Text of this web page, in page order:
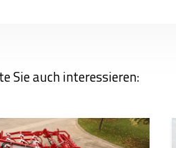
Sie auch interessieren: